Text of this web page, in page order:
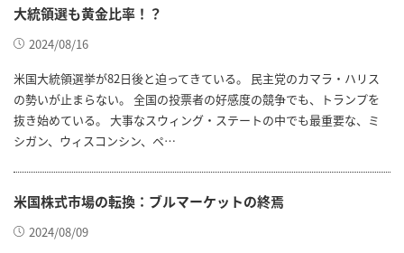
大統領選も黄金比率！？
2024/08/16
米国大統領選挙が82日後と迫ってきている。 民主党のカマラ・ハリス
の勢いが止まらない。 全国の投票者の好感度の競争でも、トランプを
抜き始めている。 大事なスウィング・ステートの中でも最重要な、ミ
シガン、ウィスコンシン、ペ…
米国株式市場の転換：ブルマーケットの終焉
2024/08/09